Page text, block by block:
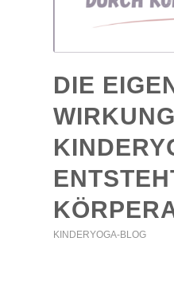
DIE
KINDERYOGA-BLOG